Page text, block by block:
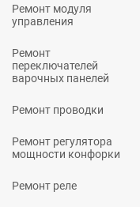
Ремонт модуля
управления
Ремонт
переключателей
варочных панелей
Ремонт проводки
Ремонт регулятора
мощности конфорки
Ремонт реле